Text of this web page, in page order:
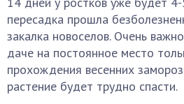
пересадка прошла
закалка новоселов. Очень
даче на постоянное место
прохождения весенних
растение будет трудно спасти.